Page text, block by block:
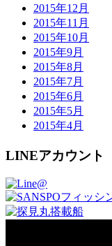
2015年12月
2015年11月
2015年10月
2015年9月
2015年8月
2015年7月
2015年6月
2015年5月
2015年4月
LINEアカウント